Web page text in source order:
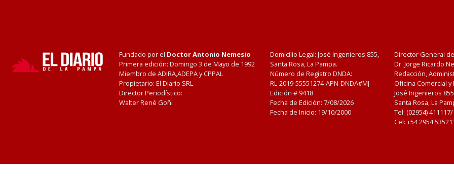
Fundado por el Doctor Antonio Nemesio
Primera edición: Domingo 3 de Mayo de 1992
Miembro de ADIRA,ADEPA y CPPAL
Propietario: El Diario SRL
Director Periodístico:
Walter René Goñi
Domicilio Legal: José Ingenieros 855,
Santa Rosa, La Pampa.
Número de Registro DNDA:
RL-2019-55551274-APN-DNDA#MJ
Edición # 9418
Fecha de Edición: 7/08/2026
Fecha de Inicio: 19/10/2000
Director General
Dr. Jorge Ricardo
Redacción,
Oficina Comercial
José Ingenieros
Santa Rosa, La
Tel: (02954)
Cel: +54 2954